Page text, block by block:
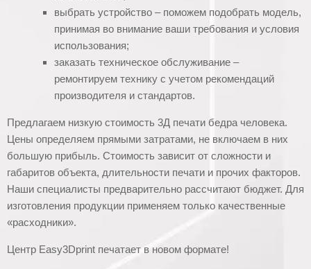
выбрать устройство – поможем подобрать модель,
принимая во внимание ваши требования и условия
использования;
заказать техническое обслуживание –
ремонтируем технику с учетом рекомендаций
производителя и стандартов.
Предлагаем низкую стоимость 3Д печати бедра человека.
Цены определяем прямыми затратами, не включаем в них
большую прибыль. Стоимость зависит от сложности и
габаритов объекта, длительности печати и прочих факторов.
Наши специалисты предварительно рассчитают бюджет. Для
изготовления продукции применяем только качественные
«расходники».
Центр Easy3Dprint печатает в новом формате!